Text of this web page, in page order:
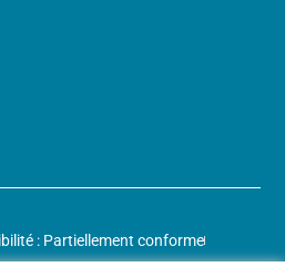
: Partiellement conforme
personnellesGestion des cookies